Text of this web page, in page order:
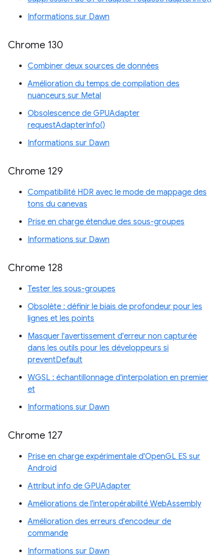
Informations sur Dawn
Chrome 130
Combiner deux sources de données
Amélioration du temps de compilation des
nuanceurs sur Metal
Obsolescence de GPUAdapter
requestAdapterInfo()
Informations sur Dawn
Chrome 129
Compatibilité HDR avec le mode de mappage des
tons du canevas
Prise en charge étendue des sous-groupes
Informations sur Dawn
Chrome 128
Tester les sous-groupes
Obsolète : définir le biais de profondeur pour les
lignes et les points
Masquer l'avertissement d'erreur non capturée
dans les outils pour les développeurs si
preventDefault
WGSL : échantillonnage d'interpolation en premier
et
Informations sur Dawn
Chrome 127
Prise en charge expérimentale d'OpenGL ES sur
Android
Attribut info de GPUAdapter
Améliorations de l'interopérabilité WebAssembly
Amélioration des erreurs d'encodeur de
commande
Informations sur Dawn